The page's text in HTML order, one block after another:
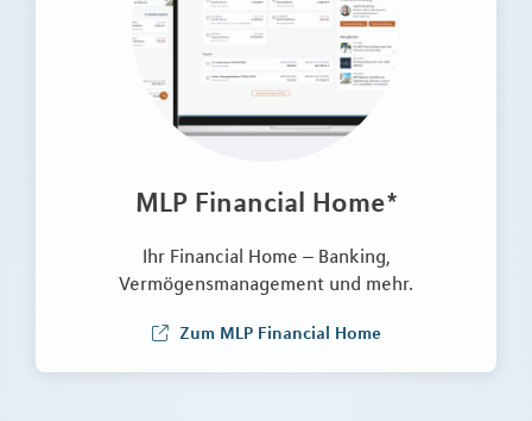
MLP Financial Home*
Ihr Financial Home – Banking,
Vermögensmanagement und mehr.
Zum MLP Financial Home